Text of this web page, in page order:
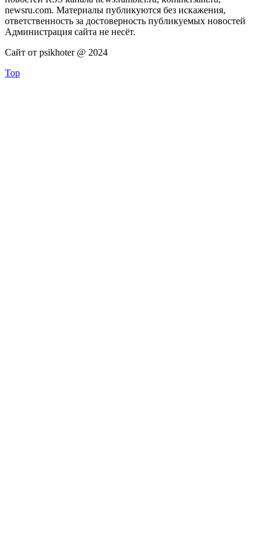
newsru.com. Материалы публикуются без искажения,
ответственность за достоверность публикуемых новостей
Администрация сайта не несёт.
Сайт от psikhoter @ 2024
Top